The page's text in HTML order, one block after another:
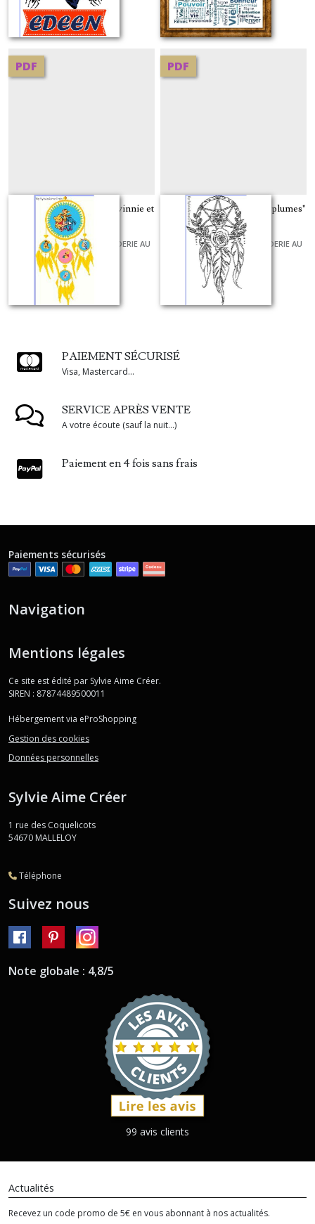
10€ À partir de 0€
PDF
diagramme "attrape rêve winnie et
ses amis"
GRILLES ET KITS POUR BRODERIE AU
POINT DE CROIX
15 €
PDF
diagramme "couronne de plumes"
GRILLES ET KITS POUR BRODERIE AU
POINT DE CROIX
4€
PAIEMENT SÉCURISÉ
Visa, Mastercard...
SERVICE APRÈS VENTE
A votre écoute (sauf la nuit...)
Paiement en 4 fois sans frais
Paiements sécurisés
Navigation
Mentions légales
Ce site est édité par Sylvie Aime Créer.
SIREN : 87874489500011
Hébergement via eProShopping
Gestion des cookies
Données personnelles
Sylvie Aime Créer
1 rue des Coquelicots
54670 MALLELOY
Téléphone
Suivez nous
Note globale : 4,8/5
99 avis clients
Actualités
Recevez un code promo de 5€ en vous abonnant à nos actualités.